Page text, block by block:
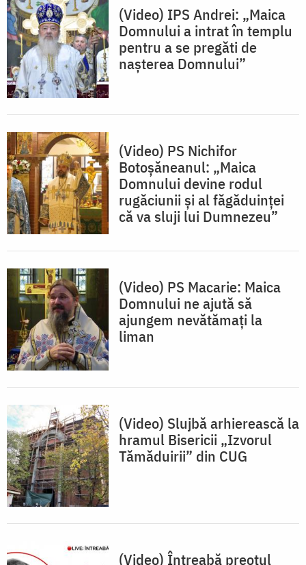
(Video) IPS Andrei: „Maica
Domnului a intrat în templu
pentru a se pregăti de
nașterea Domnului”
(Video) PS Nichifor
Botoșăneanul: „Maica
Domnului devine rodul
rugăciunii și al făgăduinței
că va sluji lui Dumnezeu”
(Video) PS Macarie: Maica
Domnului ne ajută să
ajungem nevătămați la
liman
(Video) Slujbă arhierească la
hramul Bisericii „Izvorul
Tămăduirii” din CUG
(Video) Întreabă preotul